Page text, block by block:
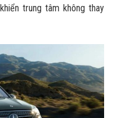
trung tâm không thay